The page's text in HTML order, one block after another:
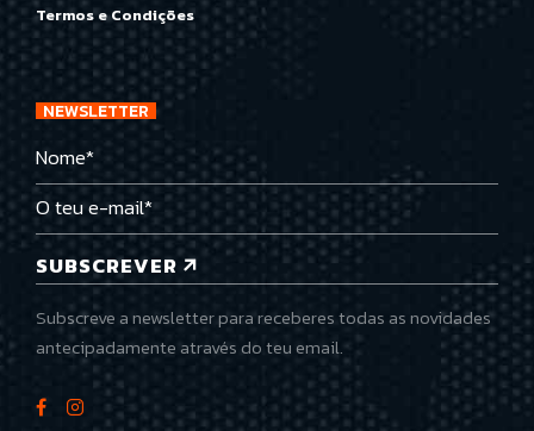
Termos e Condições
NEWSLETTER
SUBSCREVER
Subscreve a newsletter para receberes todas as novidades
antecipadamente através do teu email.